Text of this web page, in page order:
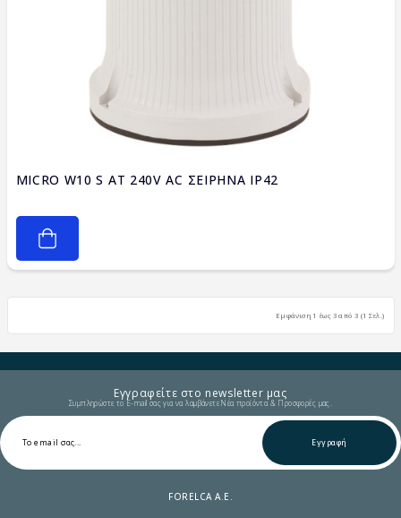
MICRO W10 S AT 240V AC ΣΕΙΡΗΝΑ IP42
Εμφάνιση 1 έως 3 από 3 (1 Σελ.)
Εγγραφείτε στο newsletter μας
Συμπληρώστε το E-mail σας για να λαμβάνετε Νέα προϊόντα & Προσφορές μας.
Εγγραφή
FORELCA A.E.